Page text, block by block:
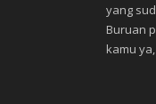
yang
Buruan
kamu